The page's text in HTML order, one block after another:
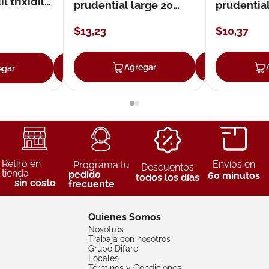
Agregar
prudential large 20
$13,23
Agregar
$10,37
Retiro en
tienda
sin costo
Programa tu
pedido
frecuente
Descuentos
todos los días
Envíos en
60 minutos
Quienes Somos
Nosotros
Trabaja con nosotros
Grupo Difare
Locales